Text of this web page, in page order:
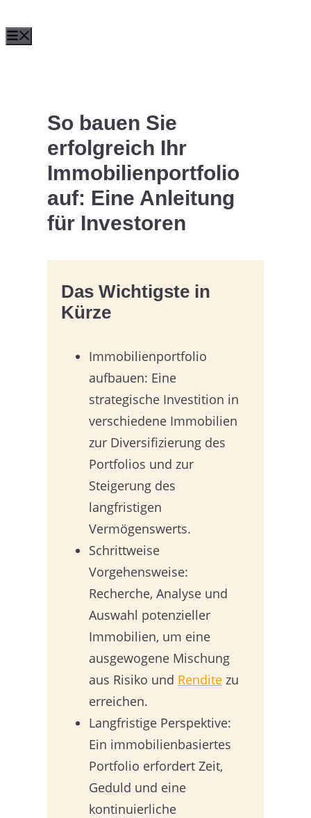
Inhalt
So bauen Sie
erfolgreich Ihr
Immobilienportfolio
auf: Eine Anleitung
für Investoren
Das Wichtigste in
Kürze
Immobilienportfolio
aufbauen: Eine
strategische Investition in
verschiedene Immobilien
zur Diversifizierung des
Portfolios und zur
Steigerung des
langfristigen
Vermögenswerts.
Schrittweise
Vorgehensweise:
Recherche, Analyse und
Auswahl potenzieller
Immobilien, um eine
ausgewogene Mischung
aus Risiko und Rendite zu
erreichen.
Langfristige Perspektive:
Ein immobilienbasiertes
Portfolio erfordert Zeit,
Geduld und eine
kontinuierliche